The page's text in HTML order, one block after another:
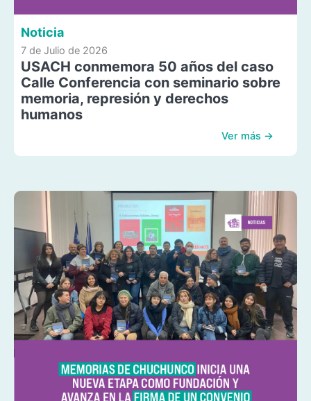
Noticia
7 de Julio de 2026
USACH conmemora 50 años del caso
Calle Conferencia con seminario sobre
memoria, represión y derechos
humanos
Ver más →